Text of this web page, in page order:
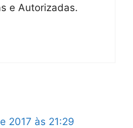
e Autorizadas.
2017 às 21:29